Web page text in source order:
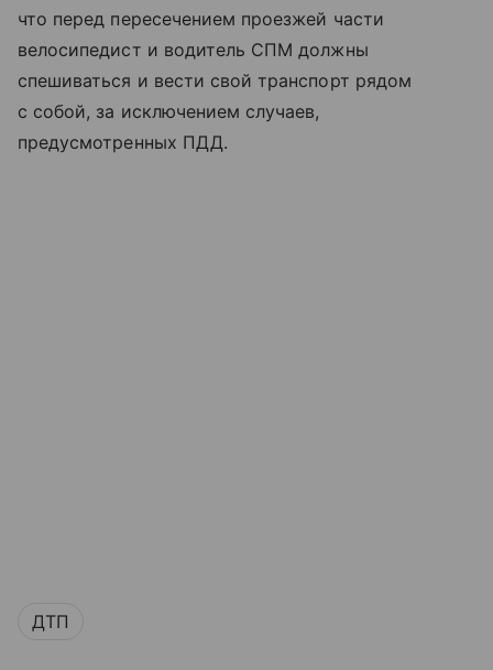
что перед пересечением проезжей части
велосипедист и водитель СПМ должны
спешиваться и вести свой транспорт рядом
с собой, за исключением случаев,
предусмотренных ПДД.
ДТП